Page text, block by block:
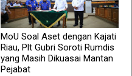
MoU Soal Aset dengan Kajati
Riau, Plt Gubri Soroti Rumdis
yang Masih Dikuasai Mantan
Pejabat